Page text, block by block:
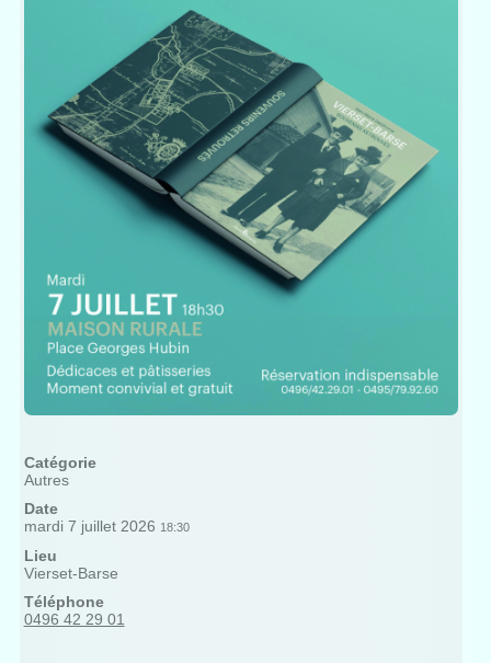
Catégorie
Autres
Date
mardi 7 juillet 2026 18:30
Lieu
Vierset-Barse
Téléphone
0496 42 29 01